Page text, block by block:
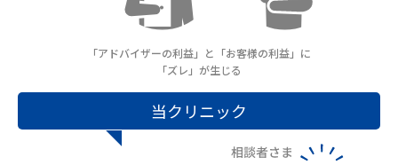
「アドバイザーの利益」と「お客様の利益」に
「ズレ」が生じる
当クリニック